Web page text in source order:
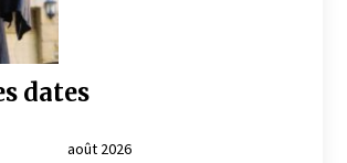
dates
août 2026